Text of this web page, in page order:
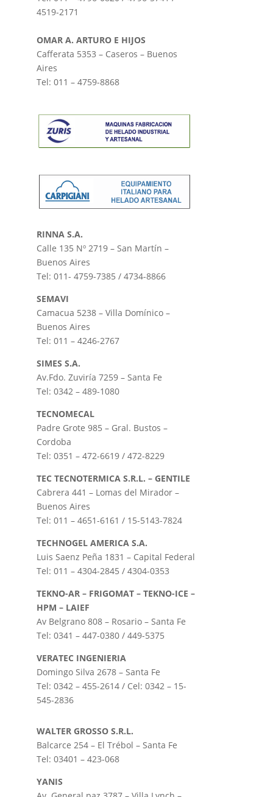
4519-2171
OMAR A. ARTURO E HIJOS
Cafferata 5353 – Caseros – Buenos
Aires
Tel: 011 – 4759-8868
RINNA S.A.
Calle 135 Nº 2719 – San Martín –
Buenos Aires
Tel: 011- 4759-7385 / 4734-8866
SEMAVI
Camacua 5238 – Villa Domínico –
Buenos Aires
Tel: 011 – 4246-2767
SIMES S.A.
Av.Fdo. Zuviría 7259 – Santa Fe
Tel: 0342 – 489-1080
TECNOMECAL
Padre Grote 985 – Gral. Bustos –
Cordoba
Tel: 0351 – 472-6619 / 472-8229
TEC TECNOTERMICA S.R.L. – GENTILE
Cabrera 441 – Lomas del Mirador –
Buenos Aires
Tel: 011 – 4651-6161 / 15-5143-7824
TECHNOGEL AMERICA S.A.
Luis Saenz Peña 1831 – Capital Federal
Tel: 011 – 4304-2845 / 4304-0353
TEKNO-AR – FRIGOMAT – TEKNO-ICE –
HPM – LAIEF
Av Belgrano 808 – Rosario – Santa Fe
Tel: 0341 – 447-0380 / 449-5375
VERATEC INGENIERIA
Domingo Silva 2678 – Santa Fe
Tel: 0342 – 455-2614 / Cel: 0342 – 15-
545-2836
WALTER GROSSO S.R.L.
Balcarce 254 – El Trébol – Santa Fe
Tel: 03401 – 423-068
YANIS